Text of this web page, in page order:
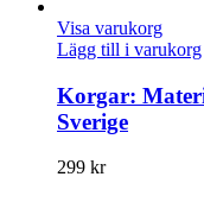
Visa varukorg
Lägg till i varukorg
Korgar:
Sverige
299 kr